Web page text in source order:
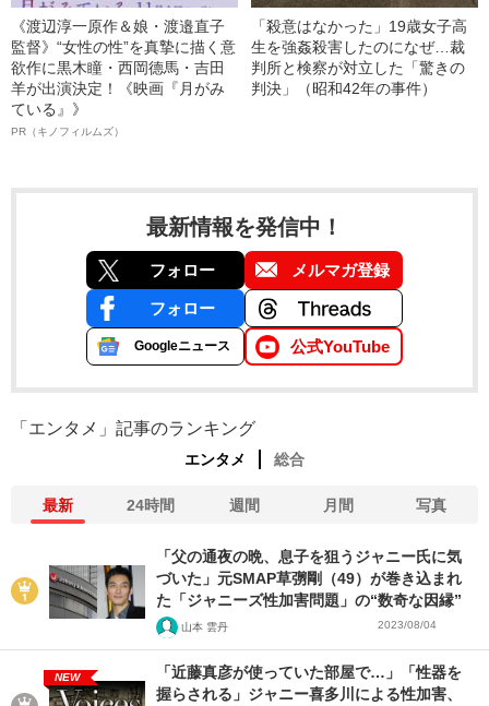
《渡辺淳一原作＆娘・渡邉直子
監督》“女性の性”を真摯に描く意
欲作に黒木瞳・西岡德馬・吉田
羊が出演決定！《映画『月がみ
ている』》
PR（キノフィルムズ）
「殺意はなかった」19歳女子高
生を強姦殺害したのになぜ…裁
判所と検察が対立した「驚きの
判決」（昭和42年の事件）
最新情報を発信中！
フォロー メルマガ登録
フォロー
Googleニュース 公式YouTube
「エンタメ」記事のランキング
エンタメ 総合
最新 24時間 週間 月間 写真
「父の通夜の晩、息子を狙うジャニー氏に気
づいた」元SMAP草彅剛（49）が巻き込まれ
た「ジャニーズ性加害問題」の“数奇な因縁”
山本 雲丹 2023/08/04
NEW
「近藤真彦が使っていた部屋で…」「性器を
握らされる」ジャニー喜多川による性加害、